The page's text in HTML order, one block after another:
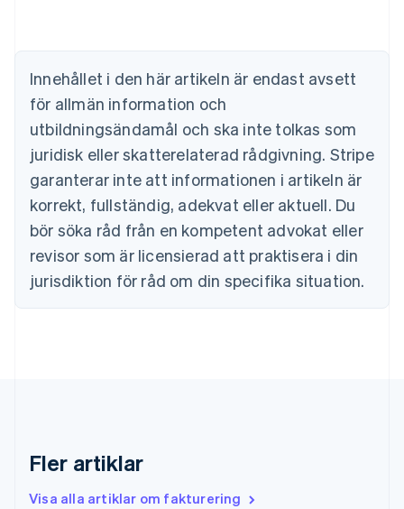
Innehållet i den här artikeln är endast avsett
för allmän information och
utbildningsändamål och ska inte tolkas som
juridisk eller skatterelaterad rådgivning. Stripe
garanterar inte att informationen i artikeln är
korrekt, fullständig, adekvat eller aktuell. Du
bör söka råd från en kompetent advokat eller
revisor som är licensierad att praktisera i din
jurisdiktion för råd om din specifika situation.
Fler artiklar
Visa alla artiklar om fakturering
Brasilien
Bulgarien
English
Cypern
English
Danmark
English
English
Fastlandskina
简体中文 English
Finland
EnglishSvenska
English
English简体中文